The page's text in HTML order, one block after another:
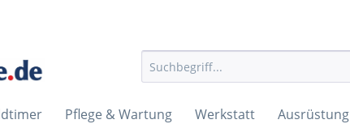
Pflege & Wartung Werkstatt Ausrüstung